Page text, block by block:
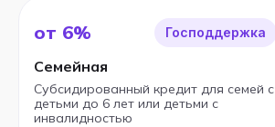
от 6% Господдержка
Семейная
Субсидированный кредит для семей с
детьми до 6 лет или детьми с
инвалидностью